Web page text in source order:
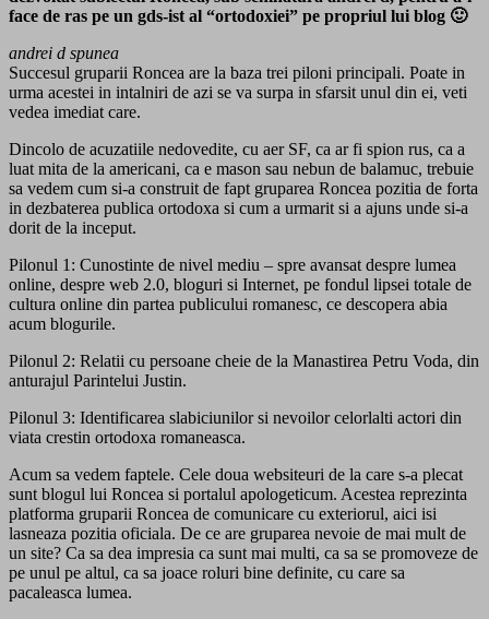
face de ras pe un gds-ist al “ortodoxiei” pe propriul lui blog 🙂
andrei d spunea
Succesul gruparii Roncea are la baza trei piloni principali. Poate in
urma acestei in intalniri de azi se va surpa in sfarsit unul din ei, veti
vedea imediat care.
Dincolo de acuzatiile nedovedite, cu aer SF, ca ar fi spion rus, ca a
luat mita de la americani, ca e mason sau nebun de balamuc, trebuie
sa vedem cum si-a construit de fapt gruparea Roncea pozitia de forta
in dezbaterea publica ortodoxa si cum a urmarit si a ajuns unde si-a
dorit de la inceput.
Pilonul 1: Cunostinte de nivel mediu – spre avansat despre lumea
online, despre web 2.0, bloguri si Internet, pe fondul lipsei totale de
cultura online din partea publicului romanesc, ce descopera abia
acum blogurile.
Pilonul 2: Relatii cu persoane cheie de la Manastirea Petru Voda, din
anturajul Parintelui Justin.
Pilonul 3: Identificarea slabiciunilor si nevoilor celorlalti actori din
viata crestin ortodoxa romaneasca.
Acum sa vedem faptele. Cele doua websiteuri de la care s-a plecat
sunt blogul lui Roncea si portalul apologeticum. Acestea reprezinta
platforma gruparii Roncea de comunicare cu exteriorul, aici isi
lasneaza pozitia oficiala. De ce are gruparea nevoie de mai mult de
un site? Ca sa dea impresia ca sunt mai multi, ca sa se promoveze de
pe unul pe altul, ca sa joace roluri bine definite, cu care sa
pacaleasca lumea.